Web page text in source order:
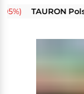
TAURON Polska